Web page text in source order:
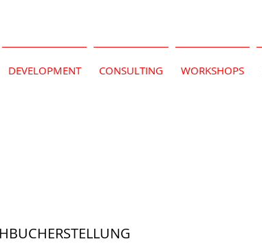
DEVELOPMENT CONSULTING WORKSHOPS